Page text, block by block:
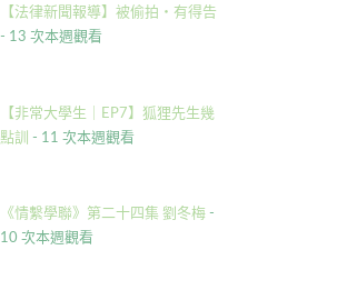
【法律新聞報導】被偷拍・有得告
- 13 次本週觀看
【非常大學生｜EP7】狐狸先生幾
點訓 - 11 次本週觀看
《情繫學聯》第二十四集 劉冬梅 -
10 次本週觀看